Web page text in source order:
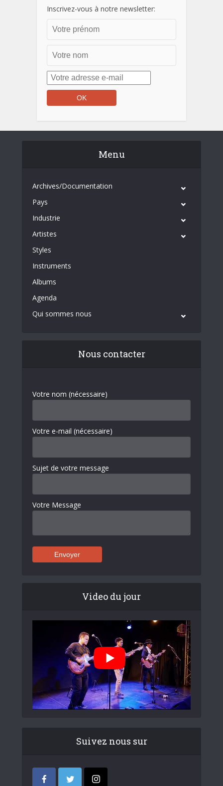
Inscrivez-vous à notre newsletter:
Menu
Archives/Documentation
Pays
Industrie
Artistes
Styles
Instruments
Albums
Agenda
Qui sommes nous
Nous contacter
Votre nom (nécessaire)
Votre e-mail (nécessaire)
Sujet de votre message
Votre Message
Video du jour
Suivez nous sur